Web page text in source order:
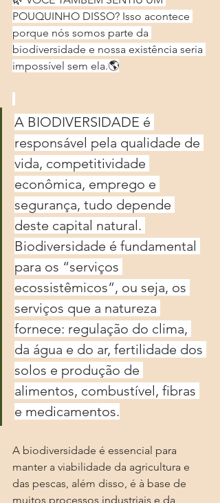
POUQUINHO DISSO? Isso acontece
porque nós somos parte da
biodiversidade e nossa existência seria
impossível sem ela.🌎
A BIODIVERSIDADE é
responsável pela qualidade de
vida, competitividade
econômica, emprego e
segurança, tudo depende
deste capital natural.
Biodiversidade é fundamental
para os “serviços
ecossistêmicos”, ou seja, os
serviços que a natureza
fornece: regulação do clima,
da água e do ar, fertilidade dos
solos e produção de
alimentos, combustível, fibras
e medicamentos.
A biodiversidade é essencial para
manter a viabilidade da agricultura e
das pescas, além disso, é à base de
muitos processos industriais e da